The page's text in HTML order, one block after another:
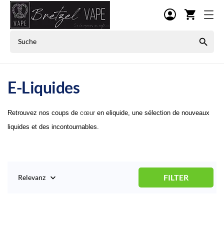
shopping_cart

E-Liquides
Retrouvez nos coups de cœur en eliquide, une sélection de nouveaux
liquides et des incontournables.
Relevanz  FILTER